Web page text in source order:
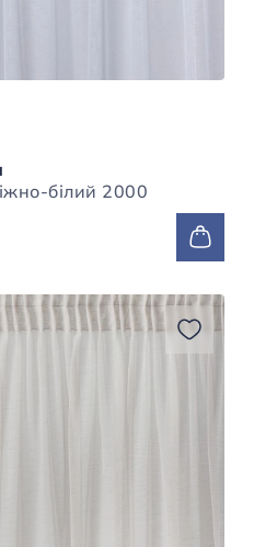
Модель: Сніжно-білий 2000